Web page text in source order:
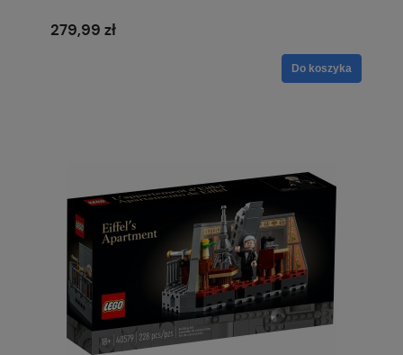
279,99 zł
Do koszyka